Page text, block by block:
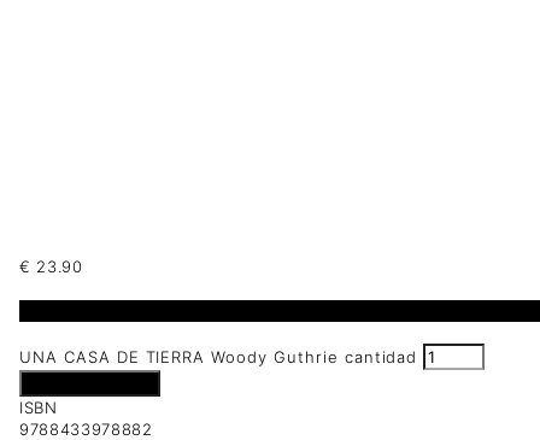
€ 23.90
UNA CASA DE TIERRA Woody Guthrie cantidad
ISBN
9788433978882